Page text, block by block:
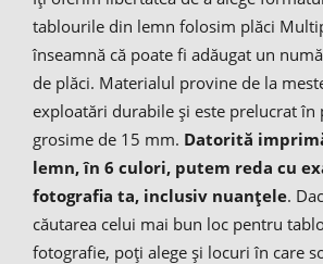
tablourile din lemn folosim plăci
înseamnă că poate fi adăugat un
de plăci. Materialul provine de la
exploatări durabile și este prelucrat în
grosime de 15 mm. Datorită
lemn, în 6 culori, putem reda cu
fotografia ta, inclusiv nuanțele.
căutarea celui mai bun loc pentru
fotografie, poți alege și locuri în care